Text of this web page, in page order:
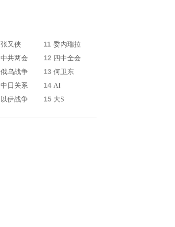
张又侠 11 委内瑞拉
中共两会 12 四中全会
俄乌战争 13 何卫东
中日关系 14 AI
以伊战争 15 大S